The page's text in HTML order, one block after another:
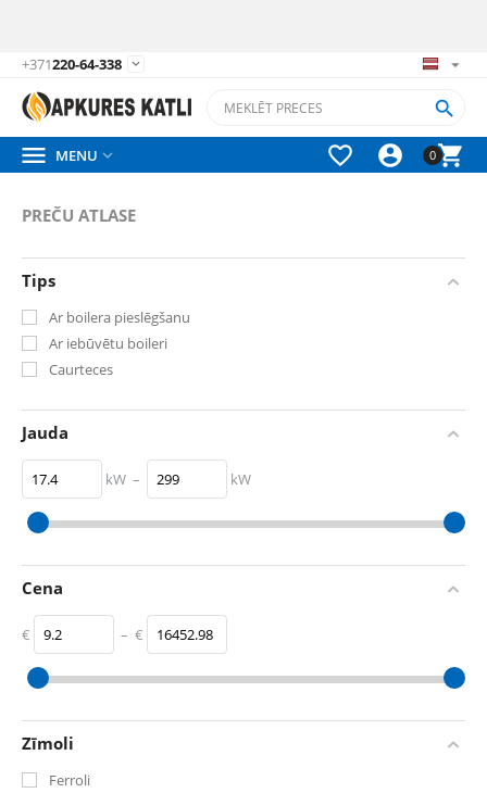
+371220-64-338 
0



 MENU 
PREČU ATLASE
Tips
Ar boilera pieslēgšanu
Ar iebūvētu boileri
Caurteces
Jauda
kW – kW
17.4kW kW
Cena
€ – €
9.2 16452.98
Zīmoli
Ferroli